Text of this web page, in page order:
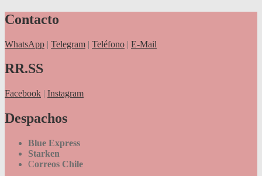
Contacto
WhatsApp | Telegram | Teléfono | E-Mail
RR.SS
Facebook | Instagram
Despachos
Blue Express
Starken
Correos Chile